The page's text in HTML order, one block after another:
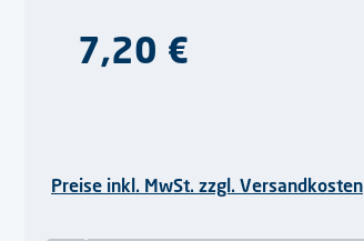
Regulärer Preis:
7,20 €
Preise inkl. MwSt. zzgl. Versandkosten